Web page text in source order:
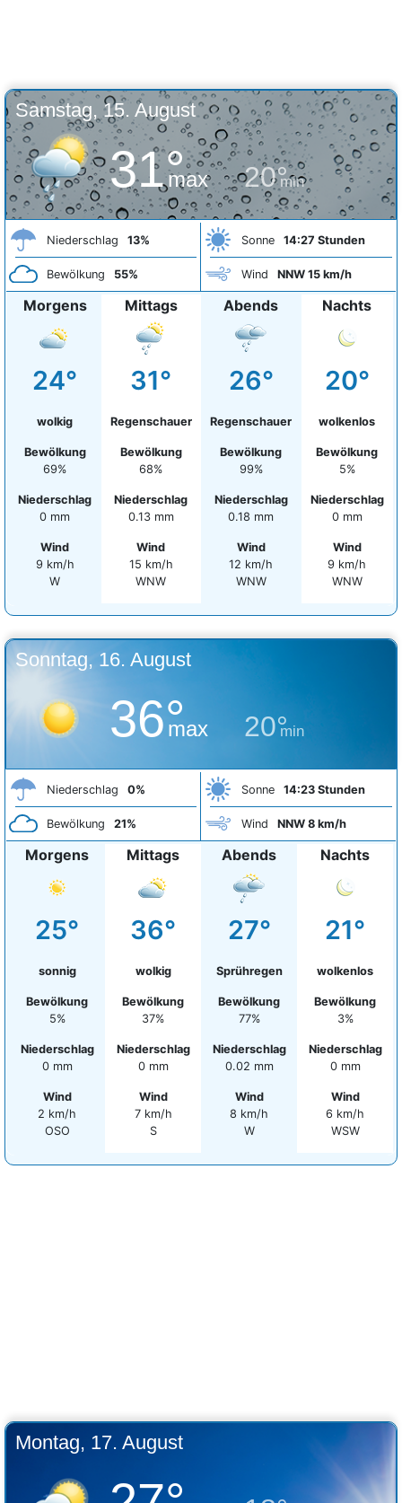
Samstag, 15. August
31°
max 20°
min
Niederschlag 13%
Bewölkung 55%
Sonne 14:27 Stunden
Wind NNW 15 km/h
Morgens
24°
wolkig
Bewölkung
69%
Niederschlag
0 mm
Wind
9 km/h
W
Mittags
31°
Regenschauer
Bewölkung
68%
Niederschlag
0.13 mm
Wind
15 km/h
WNW
Abends
26°
Regenschauer
Bewölkung
99%
Niederschlag
0.18 mm
Wind
12 km/h
WNW
Nachts
20°
wolkenlos
Bewölkung
5%
Niederschlag
0 mm
Wind
9 km/h
WNW
Sonntag, 16. August
36°
max 20°
min
Niederschlag 0%
Bewölkung 21%
Sonne 14:23 Stunden
Wind NNW 8 km/h
Morgens
25°
sonnig
Bewölkung
5%
Niederschlag
0 mm
Wind
2 km/h
OSO
Mittags
36°
wolkig
Bewölkung
37%
Niederschlag
0 mm
Wind
7 km/h
S
Abends
27°
Sprühregen
Bewölkung
77%
Niederschlag
0.02 mm
Wind
8 km/h
W
Nachts
21°
wolkenlos
Bewölkung
3%
Niederschlag
0 mm
Wind
6 km/h
WSW
Montag, 17. August